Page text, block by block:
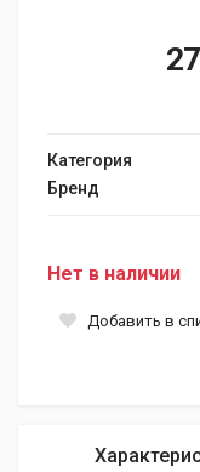
Категория
Бренд
Нет в наличии
Добавить в